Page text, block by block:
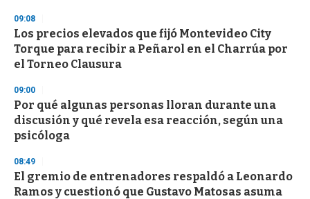
09:08
Los precios elevados que fijó Montevideo City
Torque para recibir a Peñarol en el Charrúa por
el Torneo Clausura
09:00
Por qué algunas personas lloran durante una
discusión y qué revela esa reacción, según una
psicóloga
08:49
El gremio de entrenadores respaldó a Leonardo
Ramos y cuestionó que Gustavo Matosas asuma